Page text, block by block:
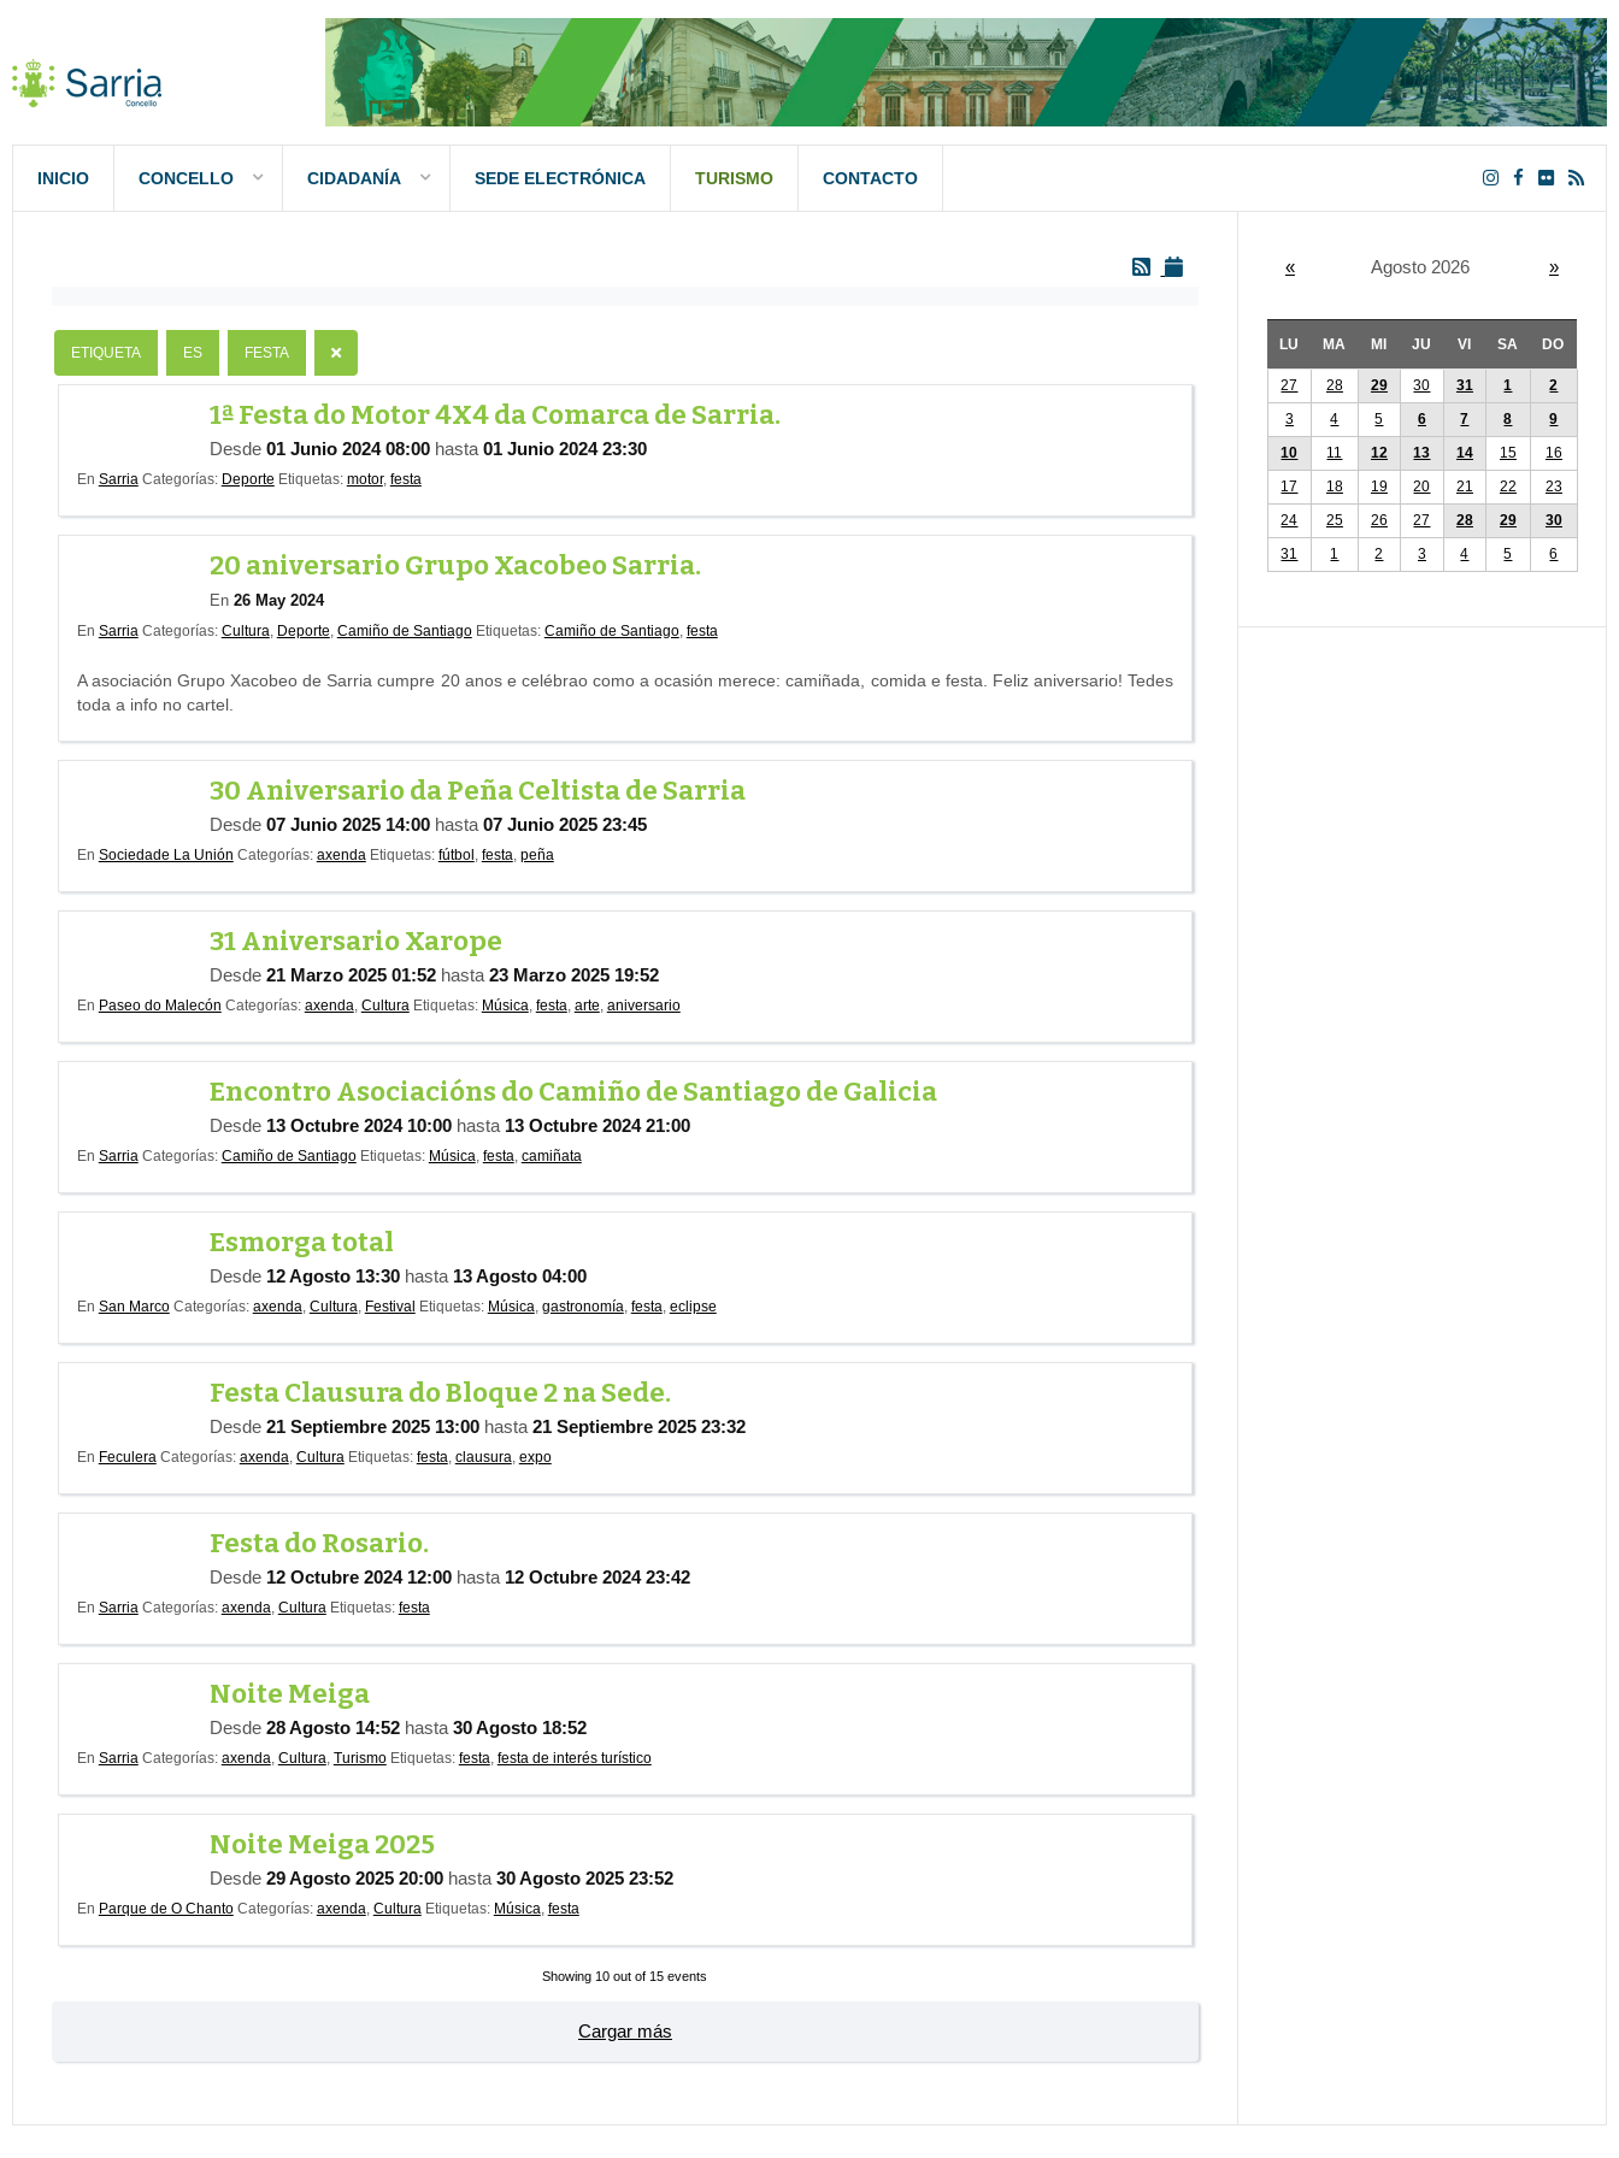
INICIO CONCELLO CIDADANÍA SEDE ELECTRÓNICA TURISMO CONTACTO
ETIQUETA ES FESTA
1ª Festa do Motor 4X4 da Comarca de Sarria.
Desde 01 Junio 2024 08:00 hasta 01 Junio 2024 23:30
En Sarria Categorías: Deporte Etiquetas: motor, festa
20 aniversario Grupo Xacobeo Sarria.
En 26 May 2024
En Sarria Categorías: Cultura, Deporte, Camiño de Santiago Etiquetas: Camiño de Santiago, festa
A asociación Grupo Xacobeo de Sarria cumpre 20 anos e celébrao como a ocasión merece: camiñada, comida e festa. Feliz aniversario! Tedes
toda a info no cartel.
30 Aniversario da Peña Celtista de Sarria
Desde 07 Junio 2025 14:00 hasta 07 Junio 2025 23:45
En Sociedade La Unión Categorías: axenda Etiquetas: fútbol , festa, peña
31 Aniversario Xarope
Desde 21 Marzo 2025 01:52 hasta 23 Marzo 2025 19:52
En Paseo do Malecón Categorías: axenda, Cultura Etiquetas: Música, festa, arte, aniversario
Encontro Asociacións do Camiño de Santiago de Galicia
Desde 13 Octubre 2024 10:00 hasta 13 Octubre 2024 21:00
En Sarria Categorías: Camiño de Santiago Etiquetas: Música, festa, camiñata
Esmorga total
Desde 12 Agosto 13:30 hasta 13 Agosto 04:00
En San Marco Categorías: axenda, Cultura, Festival Etiquetas: Música, gastronomía, festa, eclipse
Festa Clausura do Bloque 2 na Sede.
Desde 21 Septiembre 2025 13:00 hasta 21 Septiembre 2025 23:32
En Feculera Categorías: axenda, Cultura Etiquetas: festa, clausura, expo
Festa do Rosario.
Desde 12 Octubre 2024 12:00 hasta 12 Octubre 2024 23:42
En Sarria Categorías: axenda, Cultura Etiquetas: festa
Noite Meiga
Desde 28 Agosto 14:52 hasta 30 Agosto 18:52
En Sarria Categorías: axenda, Cultura, Turismo Etiquetas: festa, festa de interés turístico
Noite Meiga 2025
Desde 29 Agosto 2025 20:00 hasta 30 Agosto 2025 23:52
En Parque de O Chanto Categorías: axenda, Cultura Etiquetas: Música, festa
Showing 10 out of 15 events
Cargar más
« Agosto 2026 »
LU MA MI JU VI SA DO
27 28 29 30 31 1
2
3
4 5 6 7 8
9
10
11 12 13 14 15
16
17
18 19 20 21 22
23
24
25 26 27 28 29
30
31
1 2 3 4 5 6